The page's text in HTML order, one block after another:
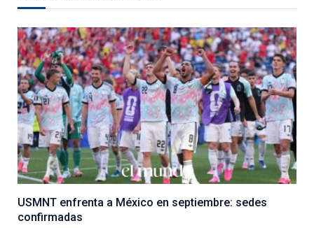
USMNT enfrenta a México en septiembre: sedes
confirmadas